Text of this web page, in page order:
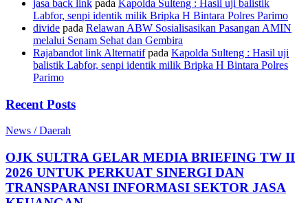
jasa back link pada Kapolda Sulteng : Hasil uji balistik
Labfor, senpi identik milik Bripka H Bintara Polres Parimo
divide pada Relawan ABW Sosialisasikan Pasangan AMIN
melalui Senam Sehat dan Gembira
Rajabandot link Alternatifpada Kapolda Sulteng : Hasil uji
balistik Labfor, senpi identik milik Bripka H Bintara Polres
Parimo
Recent Posts
News / Daerah
OJK SULTRA GELAR MEDIA BRIEFING TW II
2026 UNTUK PERKUAT SINERGI DAN
TRANSPARANSI INFORMASI SEKTOR JASA